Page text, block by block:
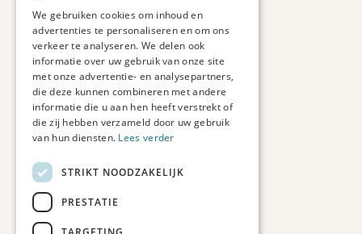
Veelgestelde vragen
Duurzaam ondernemen
Contact informatie
Etienne de Pinedaweg 34
3711 CH, Austerlitz
Nederland
info@fotoprintxl.nl
0343 78 58 00
KVK: 81960263
We gebruiken cookies om inhoud en
advertenties te personaliseren en om ons
verkeer te analyseren. We delen ook
informatie over uw gebruik van onze site
met onze advertentie- en analysepartners,
die deze kunnen combineren met andere
informatie die u aan hen heeft verstrekt of
die zij hebben verzameld door uw gebruik
van hun diensten. Lees verder
STRIKT NOODZAKELIJK
PRESTATIE